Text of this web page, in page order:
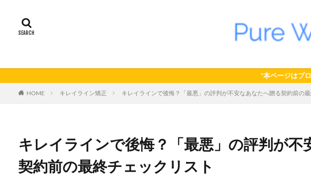
*本ページはプ
HOME キレイライン矯正 キレイラインで後悔？「最悪」の評判が不安なあなたへ贈る契約前の
キレイラインで後悔？「最悪」の評判が不
契約前の最終チェックリスト